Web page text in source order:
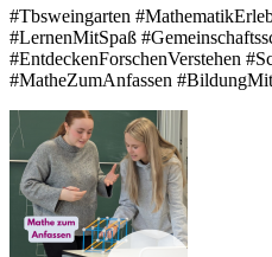
#Tbsweingarten
#LernenMitSpaß
#EntdeckenForschenVerstehen
#MatheZumAnfassen